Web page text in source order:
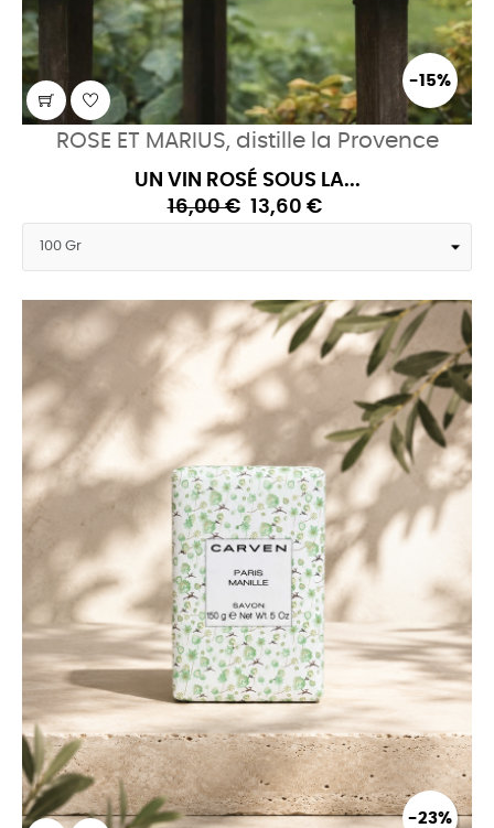
-15%
ROSE ET MARIUS, distille la Provence
UN VIN ROSÉ SOUS LA...
16,00 € 13,60 €
-23%